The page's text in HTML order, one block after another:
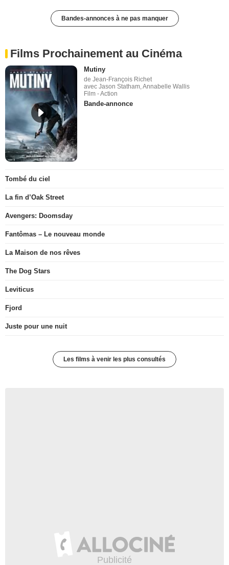
Bandes-annonces à ne pas manquer
Films Prochainement au Cinéma
Mutiny
de Jean-François Richet
avec Jason Statham, Annabelle Wallis
Film - Action
Bande-annonce
Tombé du ciel
La fin d’Oak Street
Avengers: Doomsday
Fantômas – Le nouveau monde
La Maison de nos rêves
The Dog Stars
Leviticus
Fjord
Juste pour une nuit
Les films à venir les plus consultés